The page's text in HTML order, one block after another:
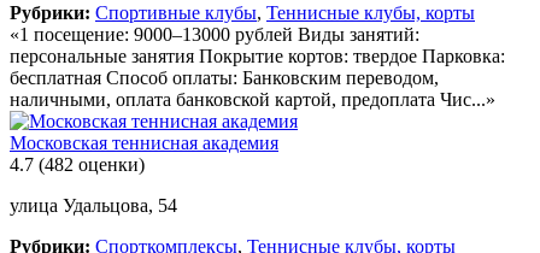
Рубрики: Спортивные клубы, Теннисные клубы, корты
«1 посещение: 9000–13000 рублей Виды занятий:
персональные занятия Покрытие кортов: твердое Парковка:
бесплатная Способ оплаты: Банковским переводом,
наличными, оплата банковской картой, предоплата Чис...»
Московская теннисная академия
4.7 (482 оценки)
улица Удальцова, 54
Рубрики: Спорткомплексы, Теннисные клубы, корты